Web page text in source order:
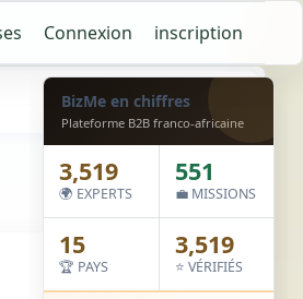
Connexion inscription
Wall
BizMe en chiffres
Plateforme B2B franco-africaine
3,519
🌍 EXPERTS
551
💼 MISSIONS
15
🏆 PAYS
3,519
⭐ VÉRIFIÉS